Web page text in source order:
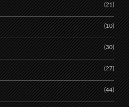
(21)
(10)
(30)
(27)
(44)